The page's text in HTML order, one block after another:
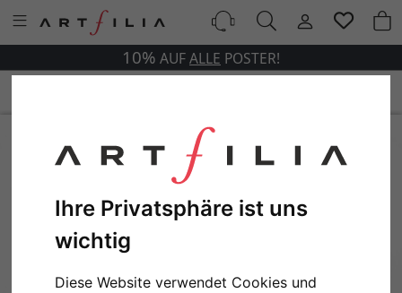
Ihre Privatsphäre ist uns
wichtig
Diese Website verwendet Cookies und
10% AUFALLE POSTER!